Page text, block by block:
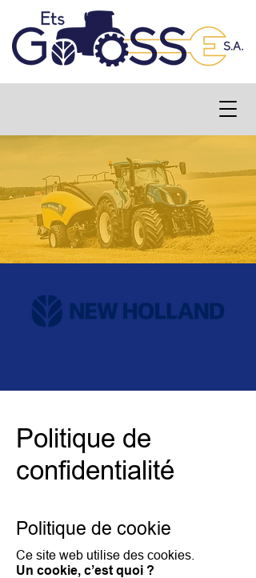
Politique de
confidentialité
Politique de cookie
Ce site web utilise des cookies.
Un cookie, c’est quoi ?